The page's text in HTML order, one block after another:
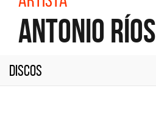
Antonio Ríos
Discos